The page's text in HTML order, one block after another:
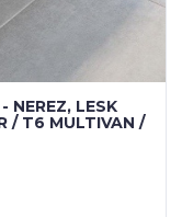
NEREZ, LESK
/ T6 MULTIVAN /